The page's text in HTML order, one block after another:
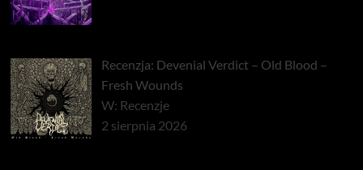
Recenzja: Devenial Verdict – Old Blood –
Fresh Wounds
W: Recenzje
2 sierpnia 2026